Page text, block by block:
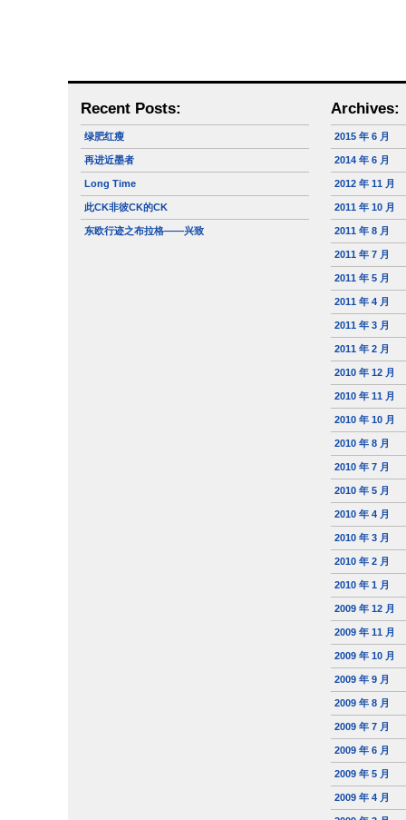
Recent Posts:
绿肥红瘦
再进近墨者
Long Time
此CK非彼CK的CK
东欧行迹之布拉格——兴致
Archives:
2015 年 6 月
2014 年 6 月
2012 年 11 月
2011 年 10 月
2011 年 8 月
2011 年 7 月
2011 年 5 月
2011 年 4 月
2011 年 3 月
2011 年 2 月
2010 年 12 月
2010 年 11 月
2010 年 10 月
2010 年 8 月
2010 年 7 月
2010 年 5 月
2010 年 4 月
2010 年 3 月
2010 年 2 月
2010 年 1 月
2009 年 12 月
2009 年 11 月
2009 年 10 月
2009 年 9 月
2009 年 8 月
2009 年 7 月
2009 年 6 月
2009 年 5 月
2009 年 4 月